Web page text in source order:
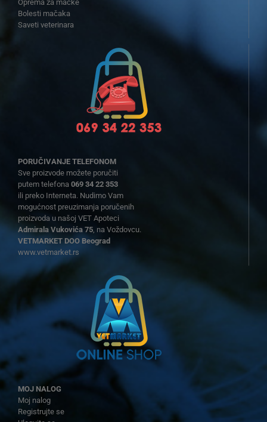
Oprema za mačke
Bolesti mačaka
Saveti veterinara
PORUČIVANJE TELEFONOM
Sve proizvode možete poručiti
putem telefona 069 34 22 353
ili preko Interneta. Nudimo Vam
mogućnost preuzimanja poručenih
proizvoda u našoj VET Apoteci
Admirala Vukovića 75, na Voždovcu.
VETMARKET DOO Beograd
www.vetmarket.rs
MOJ NALOG
Moj nalog
Registrujte se